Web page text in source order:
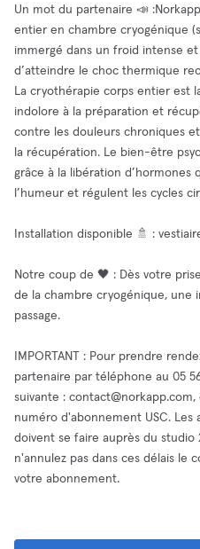
Un mot du partenaire 📣
entier en chambre cryogénique
immergé dans un froid intense
d’atteindre le choc thermique
La cryothérapie corps entier est
indolore à la préparation et
contre les douleurs chroniques
la récupération. Le bien-être
grâce à la libération d’hormones
l’humeur et régulent les cycles
Installation disponible 🚿 :
Notre coup de 🖤 : Dès votre
de la chambre cryogénique, une
passage.
IMPORTANT : Pour prendre
partenaire par téléphone au 05
suivante : contact@norkapp.com,
numéro d'abonnement USC. Les
doivent se faire auprès du studio
n'annulez pas dans ces délais le
votre abonnement.